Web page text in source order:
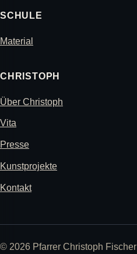
SCHULE
Material
CHRISTOPH
Über Christoph
Vita
Presse
Kunstprojekte
Kontakt
© 2026 Pfarrer Christoph Fischer